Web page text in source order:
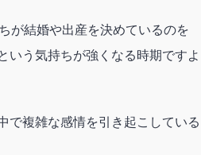
が結婚や出産を決めているのを
いう気持ちが強くなる時期ですよ
で複雑な感情を引き起こしている